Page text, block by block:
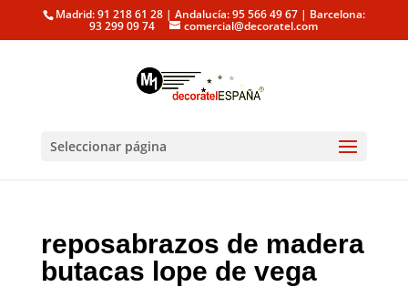
Madrid: 91 218 61 28 | Andalucía: 95 566 49 67 | Barcelona:
93 299 09 74 comercial@decoratel.com
Seleccionar página
reposabrazos de madera
butacas lope de vega